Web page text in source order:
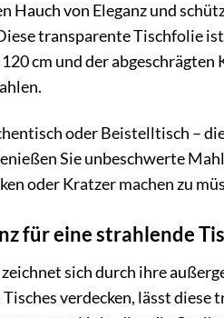
Hauch von Eleganz und
transparente Tischfolie
cm und der
oder Beistelltisch –
Sie unbeschwerte
oder Kratzer machen zu
für eine strahlende
sich durch ihre
Tisches verdecken, lässt